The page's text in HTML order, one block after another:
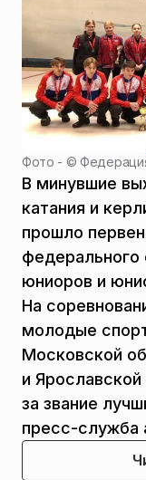
Фото - ©
В минувшие
катания и
прошло
федерального
юниоров и
На
молодые
Московской
и
за звание
пресс-служба